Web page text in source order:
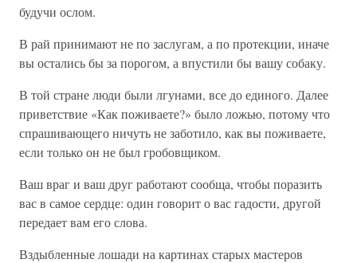
будучи ослом.
В рай принимают не по заслугам, а по протекции, иначе
вы остались бы за порогом, а впустили бы вашу собаку.
В той стране люди были лгунами, все до единого. Далее
приветствие «Как поживаете?» было ложью, потому что
спрашивающего ничуть не заботило, как вы поживаете,
если только он не был гробовщиком.
Ваш враг и ваш друг работают сообща, чтобы поразить
вас в самое сердце: один говорит о вас гадости, другой
передает вам его слова.
Вздыбленные лошади на картинах старых мастеров